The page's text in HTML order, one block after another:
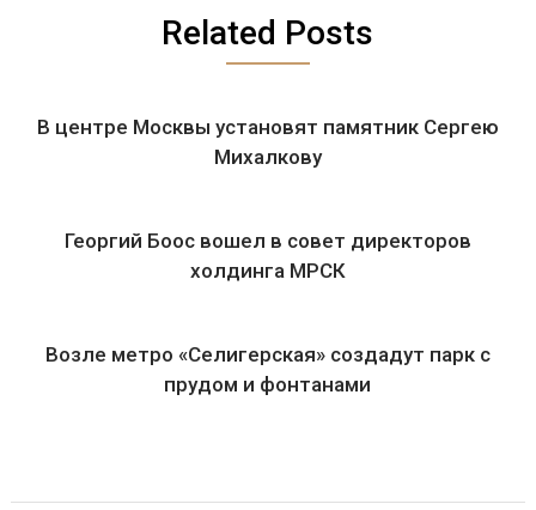
Related Posts
В центре Москвы установят памятник Сергею
Михалкову
Георгий Боос вошел в совет директоров
холдинга МРСК
Возле метро «Селигерская» создадут парк с
прудом и фонтанами